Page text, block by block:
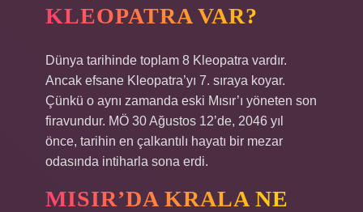
KLEOPATRA VAR?
Dünya tarihinde toplam 8 Kleopatra vardır.
Ancak efsane Kleopatra’yı 7. sıraya koyar.
Çünkü o aynı zamanda eski Mısır’ı yöneten son
firavundur. MÖ 30 Ağustos 12’de, 2046 yıl
önce, tarihin en çalkantılı hayatı bir mezar
odasında intiharla sona erdi.
MISIR’DA KRALA NE